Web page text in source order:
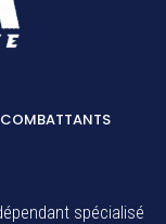
COMBATTANTS
spécialisé